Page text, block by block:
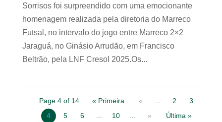
Sorrisos foi surpreendido com uma emocionante
homenagem realizada pela diretoria do Marreco
Futsal, no intervalo do jogo entre Marreco 2×2
Jaraguá, no Ginásio Arrudão, em Francisco
Beltrão, pela LNF Cresol 2025.Os...
Page 4 of 14 « Primeira « ... 2
3
4
5 6 ... 10 ... » Última »